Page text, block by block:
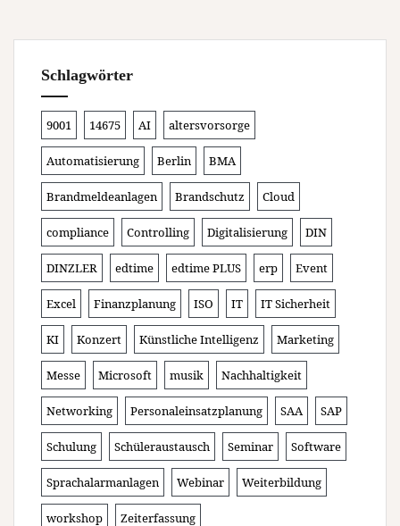
Schlagwörter
9001 14675 AI altersvorsorge
Automatisierung Berlin BMA
Brandmeldeanlagen Brandschutz Cloud
compliance Controlling Digitalisierung DIN
DINZLER edtime edtime PLUS erp Event
Excel Finanzplanung ISO IT IT Sicherheit
KI Konzert Künstliche Intelligenz Marketing
Messe Microsoft musik Nachhaltigkeit
Networking Personaleinsatzplanung SAA SAP
Schulung Schüleraustausch Seminar Software
Sprachalarmanlagen Webinar Weiterbildung
workshop Zeiterfassung